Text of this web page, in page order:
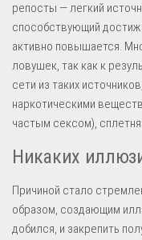
репосты — легкий
способствующий
активно повышается.
ловушек, так как к
сети из таких
наркотическими
частым сексом),
Никаких
Причиной стало
образом, создающим
добился, и закрепить